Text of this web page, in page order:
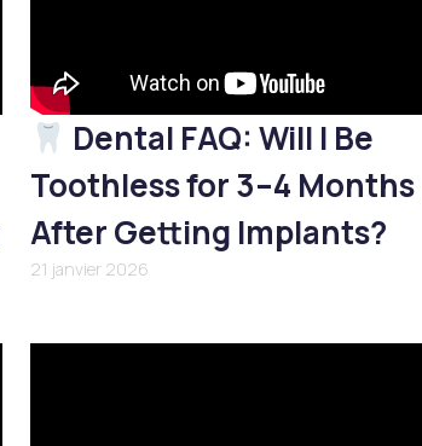
Dental FAQ: Will I Be
Toothless for 3–4 Months
After Getting Implants?
21 janvier 2026